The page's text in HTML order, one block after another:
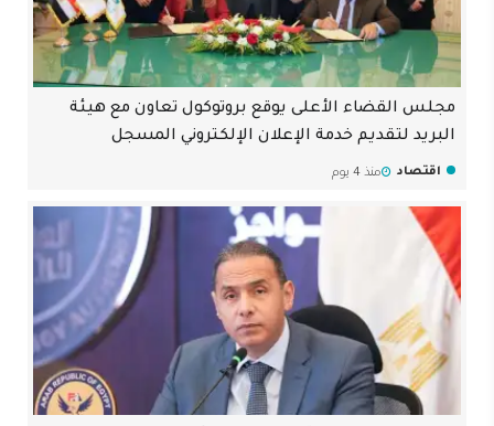
مجلس القضاء الأعلى يوقع بروتوكول تعاون مع هيئة
البريد لتقديم خدمة الإعلان الإلكتروني المسجل
اقتصاد منذ 4 يوم